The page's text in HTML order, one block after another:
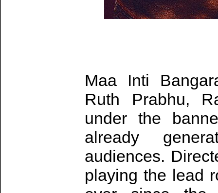
Maa Inti
Ruth Prabhu,
under the
already
audiences.
playing the lead